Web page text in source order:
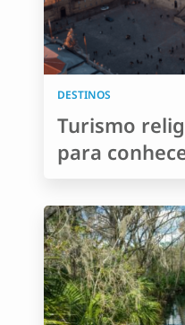
DESTINOS
Turismo
para